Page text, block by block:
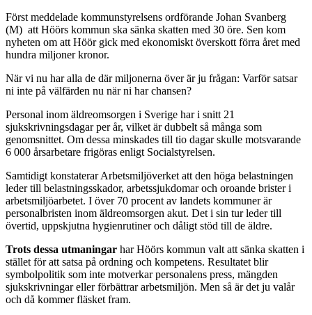
Först meddelade kommunstyrelsens ordförande Johan Svanberg
(M) att Höörs kommun ska sänka skatten med 30 öre. Sen kom
nyheten om att Höör gick med ekonomiskt överskott förra året med
hundra miljoner kronor.
När vi nu har alla de där miljonerna över är ju frågan: Varför satsar
ni inte på välfärden nu när ni har chansen?
Personal inom äldreomsorgen i Sverige har i snitt 21
sjukskrivningsdagar per år, vilket är dubbelt så många som
genomsnittet. Om dessa minskades till tio dagar skulle motsvarande
6 000 årsarbetare frigöras enligt Socialstyrelsen.
Samtidigt konstaterar Arbetsmiljöverket att den höga belastningen
leder till belastningsskador, arbetssjukdomar och oroande brister i
arbetsmiljöarbetet. I över 70 procent av landets kommuner är
personalbristen inom äldreomsorgen akut. Det i sin tur leder till
övertid, uppskjutna hygienrutiner och dåligt stöd till de äldre.
Trots dessa utmaningar har Höörs kommun valt att sänka skatten i
stället för att satsa på ordning och kompetens. Resultatet blir
symbolpolitik som inte motverkar personalens press, mängden
sjukskrivningar eller förbättrar arbetsmiljön. Men så är det ju valår
och då kommer fläsket fram.